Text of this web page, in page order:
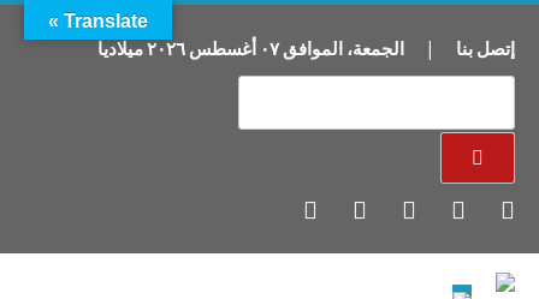
إتصل بنا | الجمعة، الموافق٠٧ أغسطس ٢٠٢٦ميلاديا
Translate »